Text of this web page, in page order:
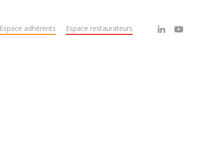
Espace adhérents Espace restaurateurs